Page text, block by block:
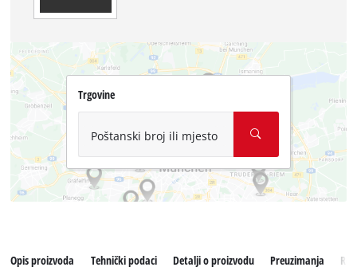
Trgovine
Poštanski broj ili mjesto
Opis proizvoda Tehnički podaci Detalji o proizvodu Preuzimanja